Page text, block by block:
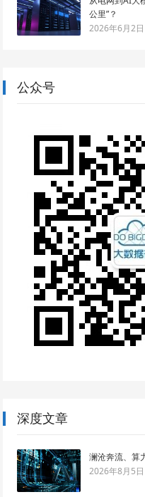
公里”？
2026年6月2日
公众号
深度文章
澜沧奔流、算
2026年8月5日